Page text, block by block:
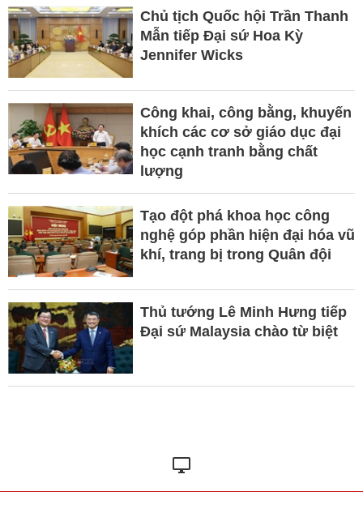
Chủ tịch Quốc hội Trần Thanh
Mẫn tiếp Đại sứ Hoa Kỳ
Jennifer Wicks
Công khai, công bằng, khuyến
khích các cơ sở giáo dục đại
học cạnh tranh bằng chất
lượng
Tạo đột phá khoa học công
nghệ góp phần hiện đại hóa vũ
khí, trang bị trong Quân đội
Thủ tướng Lê Minh Hưng tiếp
Đại sứ Malaysia chào từ biệt